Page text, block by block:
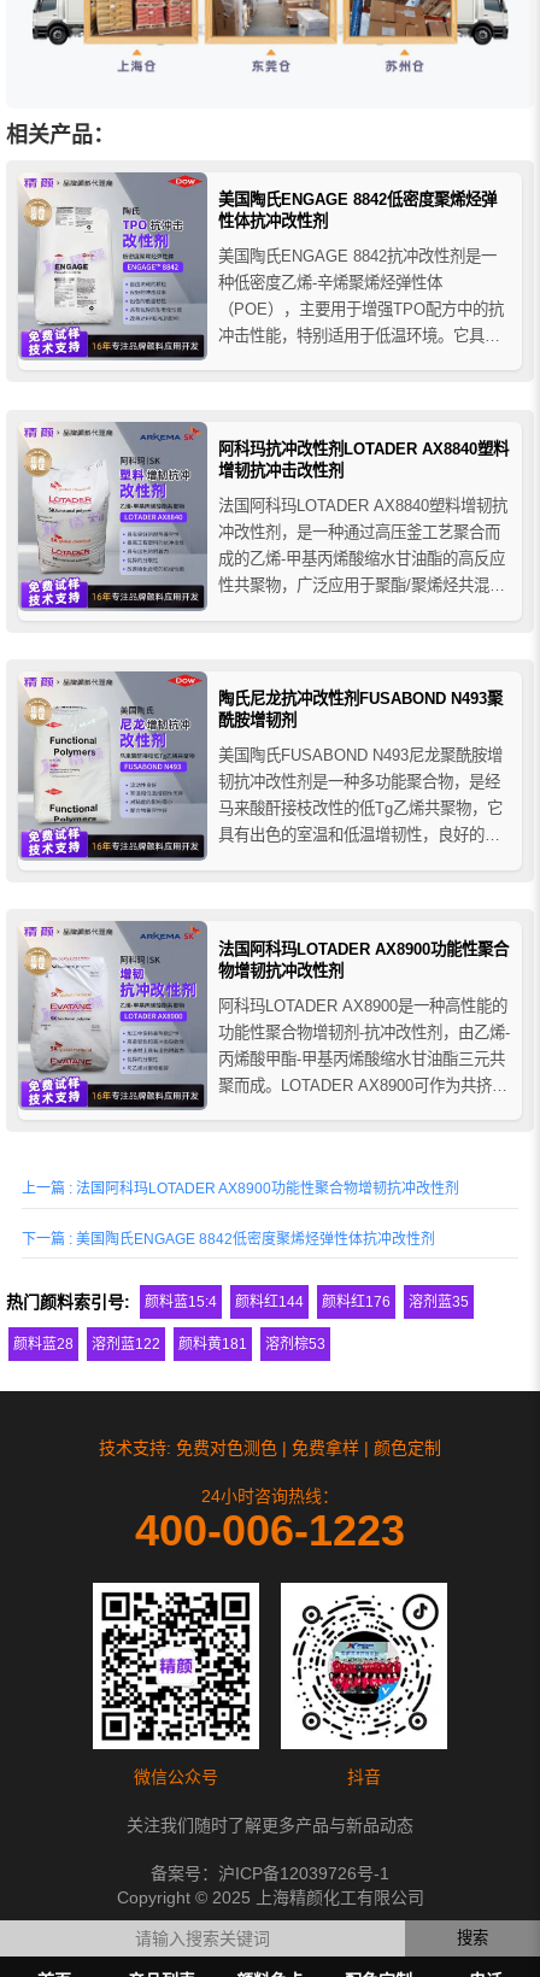
相关产品：
美国陶氏ENGAGE 8842低密度聚烯烃弹
性体抗冲改性剂
美国陶氏ENGAGE 8842抗冲改性剂是一
种低密度乙烯-辛烯聚烯烃弹性体
（POE），主要用于增强TPO配方中的抗
冲击性能，特别适用于低温环境。它具有
阿科玛抗冲改性剂LOTADER AX8840塑料
增韧抗冲击改性剂
法国阿科玛LOTADER AX8840塑料增韧抗
冲改性剂，是一种通过高压釜工艺聚合而
成的乙烯-甲基丙烯酸缩水甘油酯的高反应
性共聚物，广泛应用于聚酯/聚烯烃共混物
陶氏尼龙抗冲改性剂FUSABOND N493聚
酰胺增韧剂
美国陶氏FUSABOND N493尼龙聚酰胺增
韧抗冲改性剂是一种多功能聚合物，是经
马来酸酐接枝改性的低Tg乙烯共聚物，它
具有出色的室温和低温增韧性，良好的流
法国阿科玛LOTADER AX8900功能性聚合
物增韧抗冲改性剂
阿科玛LOTADER AX8900是一种高性能的
功能性聚合物增韧剂-抗冲改性剂，由乙烯-
丙烯酸甲酯-甲基丙烯酸缩水甘油酯三元共
聚而成。LOTADER AX8900可作为共挤粘
上一篇 : 法国阿科玛LOTADER AX8900功能性聚合物增韧抗冲改性剂
下一篇 : 美国陶氏ENGAGE 8842低密度聚烯烃弹性体抗冲改性剂
热门颜料索引号: 颜料蓝15:4 颜料红144 颜料红176 溶剂蓝35
颜料蓝28 溶剂蓝122 颜料黄181 溶剂棕53
技术支持: 免费对色测色 | 免费拿样 | 颜色定制
24小时咨询热线：
400-006-1223
微信公众号 抖音
关注我们随时了解更多产品与新品动态
备案号： 沪ICP备12039726号-1
Copyright © 2025 上海精颜化工有限公司
搜索